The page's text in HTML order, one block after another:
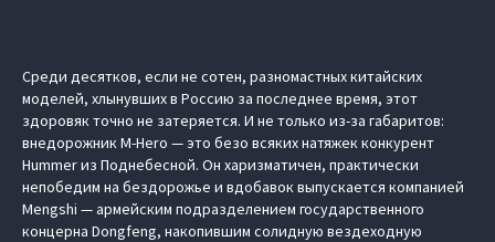
Среди десятков, если не сотен, разномастных китайских
моделей, хлынувших в Россию за последнее время, этот
здоровяк точно не затеряется. И не только из-за габаритов:
внедорожник M-Hero — это безо всяких натяжек конкурент
Hummer из Поднебесной. Он харизматичен, практически
непобедим на бездорожье и вдобавок выпускается компанией
Mengshi — армейским подразделением государственного
концерна Dongfeng, накопившим солидную вездеходную